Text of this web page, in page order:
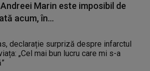
Marin este imposibil de
acum, în...